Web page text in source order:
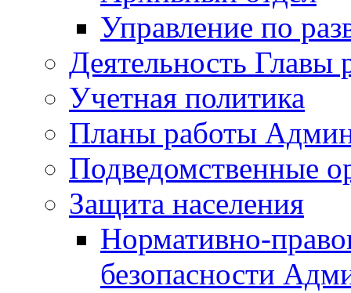
Управление по
Деятельность Главы
Учетная политика
Планы работы
Подведомственные
Защита населения
Нормативно-
безопасности